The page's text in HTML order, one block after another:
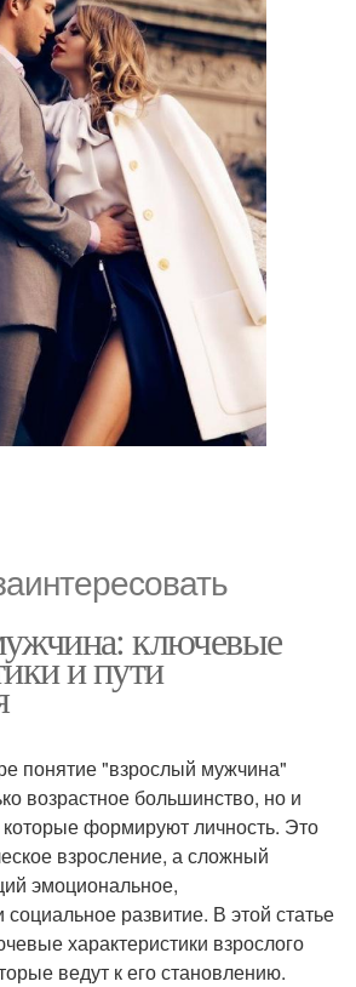
ключевые
и пути
понятие "взрослый мужчина"
возрастное большинство, но и
формируют личность. Это
взросление, а сложный
эмоциональное,
социальное развитие. В этой статье
характеристики взрослого
ведут к его становлению.